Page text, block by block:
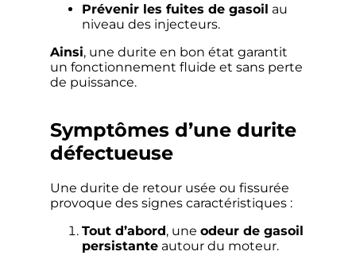
Prévenir les fuites de gasoil au
niveau des injecteurs.
Ainsi, une durite en bon état garantit
un fonctionnement fluide et sans perte
de puissance.
Symptômes d’une durite
défectueuse
Une durite de retour usée ou fissurée
provoque des signes caractéristiques :
Tout d’abord, une odeur de gasoil
persistante autour du moteur.